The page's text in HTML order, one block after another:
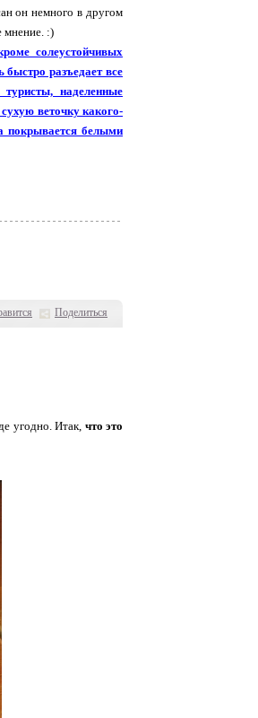
Поделиться
он немного в другом
мнение. :)
солеустойчивых
быстро разъедает все
наделенные
веточку какого-
покрывается белыми
угодно. Итак, что это